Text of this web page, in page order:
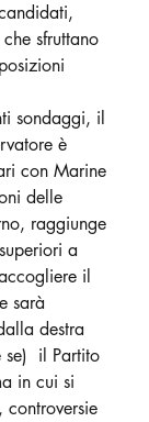
sfruttano
sondaggi, il
è
con Marine
delle
raggiunge
a
il
sarà
destra
se)  il Partito
in cui si
controversie